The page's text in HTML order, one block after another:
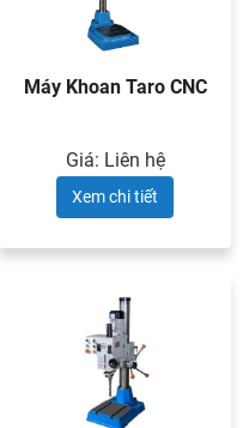
Máy Khoan Taro CNC
Giá: Liên hệ
Xem chi tiết